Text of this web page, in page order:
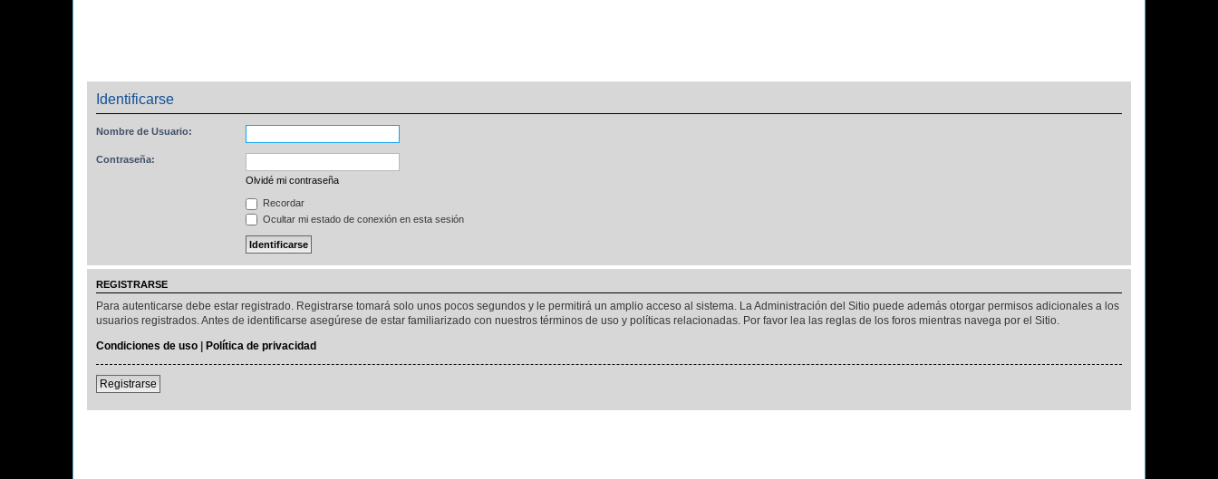
Identificarse
Nombre de Usuario:
Contraseña:
Olvidé mi contraseña
Recordar
Ocultar mi estado de conexión en esta sesión
REGISTRARSE
Para autenticarse debe estar registrado. Registrarse tomará solo unos pocos segundos y le permitirá un amplio acceso al sistema. La Administración del Sitio puede además otorgar permisos adicionales a los
usuarios registrados. Antes de identificarse asegúrese de estar familiarizado con nuestros términos de uso y políticas relacionadas. Por favor lea las reglas de los foros mientras navega por el Sitio.
Condiciones de uso | Política de privacidad
Registrarse